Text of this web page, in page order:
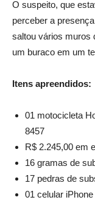
O suspeito, que
perceber a
saltou vários muros
um buraco em um
Itens apreendidos:
01 motocicleta
8457
R$ 2.245,00 em
16 gramas de
17 pedras de
01 celular